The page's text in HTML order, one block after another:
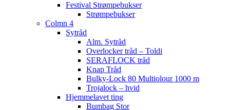
Festival Strømpebukser
Strømpebukser
Colmn 4
Sytråd
Alm. Sytråd
Overlocker tråd – Toldi
SERAFLOCK tråd
Knap Tråd
Bulky-Lock 80 Multiolour 1000 m
Trojalock – hvid
Hjemmelavet ting
Bumbag Stor